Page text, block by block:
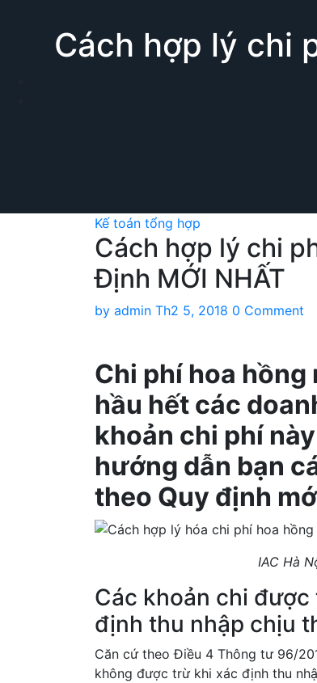
Cách hợp lý chi
Kế toán tổng hợp
Cách hợp lý chi
Định MỚI NHẤT
by admin Th2 5, 2018 0 Comment
Chi phí hoa
hầu hết các
khoản chi phí
hướng dẫn bạn
theo Quy định
IAC Hà
Các khoản chi
định thu nhập chịu
Căn cứ theo Điều 4 Thông tư 96/
không được trừ khi xác định thu